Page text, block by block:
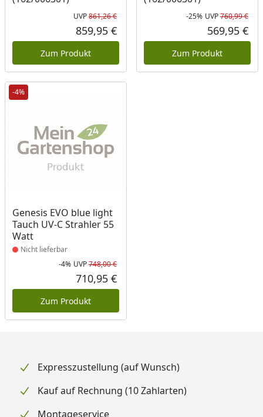
Ursprünglicher Preis
UVP861,26 €
Aktueller Preis
859,95 €
Zum Produkt
-25% UVP760,99 €
569,95 €
Zum Produkt
-4%
Genesis EVO blue light
Tauch UV-C Strahler 55
Watt
Produkt nicht lieferbar
Nicht lieferbar
Rabatt in Prozent
-4%
Ursprünglicher Preis
UVP748,00 €
Aktueller Preis
710,95 €
Zum Produkt
Expresszustellung (auf Wunsch)
Kauf auf Rechnung (10 Zahlarten)
Montageservice